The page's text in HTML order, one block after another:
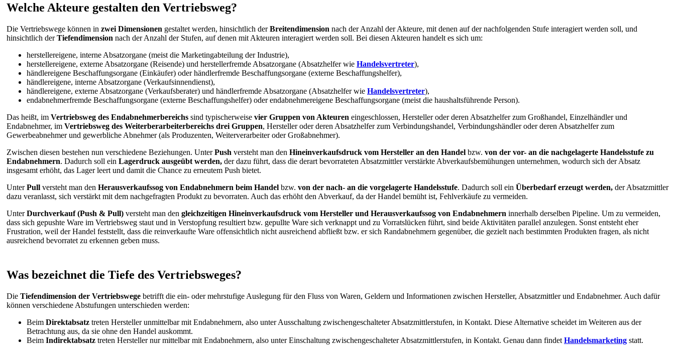
Welche Akteure gestalten den Vertriebsweg?
Die Vertriebswege können in zwei Dimensionen gestaltet werden, hinsichtlich derBreitendimension nach der Anzahl der Akteure, mit denen auf der nachfolgenden Stufe interagiert werden soll, und
hinsichtlich derTiefendimension nach der Anzahl der Stufen, auf denen mit Akteuren interagiert werden soll. Bei diesen Akteuren handelt es sich um:
herstellereigene, interne Absatzorgane (meist die Marketingabteilung der Industrie),
herstellereigene, externe Absatzorgane (Reisende) und herstellerfremde Absatzorgane (Absatzhelfer wie Handelsvertreter),
händlereigene Beschaffungsorgane (Einkäufer) oder händlerfremde Beschaffungsorgane (externe Beschaffungshelfer),
händlereigene, interne Absatzorgane (Verkaufsinnendienst),
händlereigene, externe Absatzorgane (Verkaufsberater) und händlerfremde Absatzorgane (Absatzhelfer wie Handelsvertreter),
endabnehmerfremde Beschaffungsorgane (externe Beschaffungshelfer) oder endabnehmereigene Beschaffungsorgane (meist die haushaltsführende Person).
Das heißt, im Vertriebsweg des Endabnehmerbereichs sind typischerweise vier Gruppen von Akteuren eingeschlossen, Hersteller oder deren Absatzhelfer zum Großhandel, Einzelhändler und
Endabnehmer, im Vertriebsweg des Weiterberarbeiterbereichs drei Gruppen, Hersteller oder deren Absatzhelfer zum Verbindungshandel, Verbindungshändler oder deren Absatzhelfer zum
Gewerbeabnehmer und gewerbliche Abnehmer (als Produzenten, Weiterverarbeiter oder Großabnehmer).
Zwischen diesen bestehen nun verschiedene Beziehungen. UnterPush versteht man den Hineinverkaufsdruck vom Hersteller an den Handel bzw. von der vor- an die nachgelagerte Handelsstufe zu
Endabnehmern. Dadurch soll ein Lagerdruck ausgeübt werden, der dazu führt, dass die derart bevorrateten Absatzmittler verstärkte Abverkaufsbemühungen unternehmen, wodurch sich der Absatz
insgesamt erhöht, das Lager leert und damit die Chance zu erneutem Push bietet.
UnterPull versteht man den Herausverkaufssog von Endabnehmern beim Handel bzw. von der nach- an die vorgelagerte Handelsstufe. Dadurch soll ein Überbedarf erzeugt werden, der Absatzmittler
dazu veranlasst, sich verstärkt mit dem nachgefragten Produkt zu bevorraten. Auch das erhöht den Abverkauf, da der Handel bemüht ist, Fehlverkäufe zu vermeiden.
UnterDurchverkauf (Push & Pull) versteht man den gleichzeitigen Hineinverkaufsdruck vom Hersteller und Herausverkaufssog von Endabnehmern innerhalb derselben Pipeline. Um zu vermeiden,
dass sich gepushte Ware im Vertriebsweg staut und in Verstopfung resultiert bzw. gepullte Ware sich verknappt und zu Vorratslücken führt, sind beide Aktivitäten parallel anzulegen. Sonst entsteht eher
Frustration, weil der Handel feststellt, dass die reinverkaufte Ware offensichtlich nicht ausreichend abfließt bzw. er sich Randabnehmern gegenüber, die gezielt nach bestimmten Produkten fragen, als nicht
ausreichend bevorratet zu erkennen geben muss.
Was bezeichnet die Tiefe des Vertriebsweges?
Die Tiefendimension der Vertriebswege betrifft die ein- oder mehrstufige Auslegung für den Fluss von Waren, Geldern und Informationen zwischen Hersteller, Absatzmittler und Endabnehmer. Auch dafür
können verschiedene Abstufungen unterschieden werden:
Beim Direktabsatz treten Hersteller unmittelbar mit Endabnehmern, also unter Ausschaltung zwischengeschalteter Absatzmittlerstufen, in Kontakt. Diese Alternative scheidet im Weiteren aus der
Betrachtung aus, da sie ohne den Handel auskommt.
Beim Indirektabsatz treten Hersteller nur mittelbar mit Endabnehmern, also unter Einschaltung zwischengeschalteter Absatzmittlerstufen, in Kontakt. Genau dann findet Handelsmarketing statt.